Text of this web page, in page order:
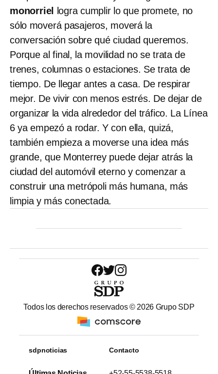
monorriel
logra cumplir lo que promete, no
sólo moverá pasajeros, moverá la
conversación sobre qué ciudad queremos.
Porque al final, la movilidad no se trata de
trenes, columnas o estaciones. Se trata de
tiempo. De llegar antes a casa. De respirar
mejor. De vivir con menos estrés. De dejar de
organizar la vida alrededor del tráfico. La Línea
6 ya empezó a rodar. Y con ella, quizá,
también empieza a moverse una idea más
grande, que Monterrey puede dejar atrás la
ciudad del automóvil eterno y comenzar a
construir una metrópoli más humana, más
limpia y más conectada.
Todos los derechos reservados © 2026 Grupo SDP
sdpnoticias Contacto